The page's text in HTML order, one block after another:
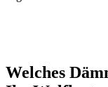
Welches